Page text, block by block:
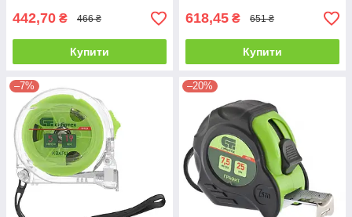
442,70 ₴ 466 ₴
Купити
618,45 ₴ 651 ₴
Купити
–7% –20%